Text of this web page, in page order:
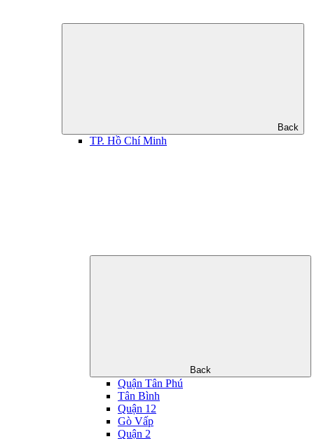
Back
TP. Hồ Chí Minh
Back
Quận Tân Phú
Tân Bình
Quận 12
Gò Vấp
Quận 2